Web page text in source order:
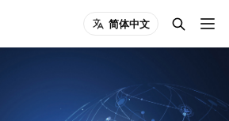
简体中文